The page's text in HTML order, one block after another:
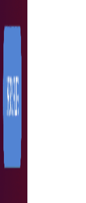
bedrijf kunt
e-Procure.
wat hij nodig
om de
controleren.